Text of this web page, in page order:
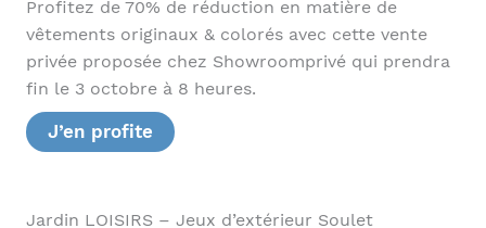
Profitez de 70% de réduction en matière de
vêtements originaux & colorés avec cette vente
privée proposée chez Showroomprivé qui prendra
fin le 3 octobre à 8 heures.
J’en profite
Jardin LOISIRS – Jeux d’extérieur Soulet